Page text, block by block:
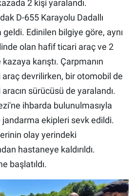
2 kişi yaralandı.
D-655 Karayolu Dadallı
Edinilen bilgiye göre, aynı
olan hafif ticari araç ve 2
karıştı. Çarpmanın
devrilirken, bir otomobil de
sürücüsü de yaralandı.
ihbarda bulunulmasıyla
jandarma ekipleri sevk edildi.
olay yerindeki
hastaneye kaldırıldı.
başlatıldı.